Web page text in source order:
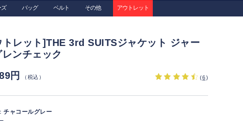
ズ バッグ ベルト その他 アウトレット
トレット]THE 3rd SUITSジャケット ジャー
レンチェック
円
（税込） (6)
チャコールグレー